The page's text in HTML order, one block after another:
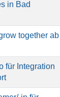
in Bad
together ab
für Integration